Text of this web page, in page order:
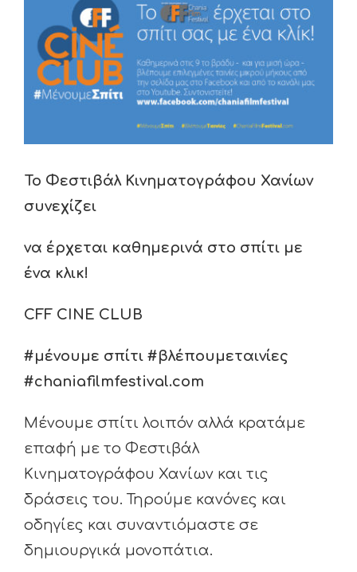
Image
Το Φεστιβάλ Κινηματογράφου Χανίων
συνεχίζει
να έρχεται καθημερινά στο σπίτι με
ένα κλικ!
CFF CINE CLUB
#μένουμε σπίτι #βλέπουμεταινίες
#chaniafilmfestival.com
Μένουμε σπίτι λοιπόν αλλά κρατάμε
επαφή με το Φεστιβάλ
Κινηματογράφου Χανίων και τις
δράσεις του. Τηρούμε κανόνες και
οδηγίες και συναντιόμαστε σε
δημιουργικά μονοπάτια.